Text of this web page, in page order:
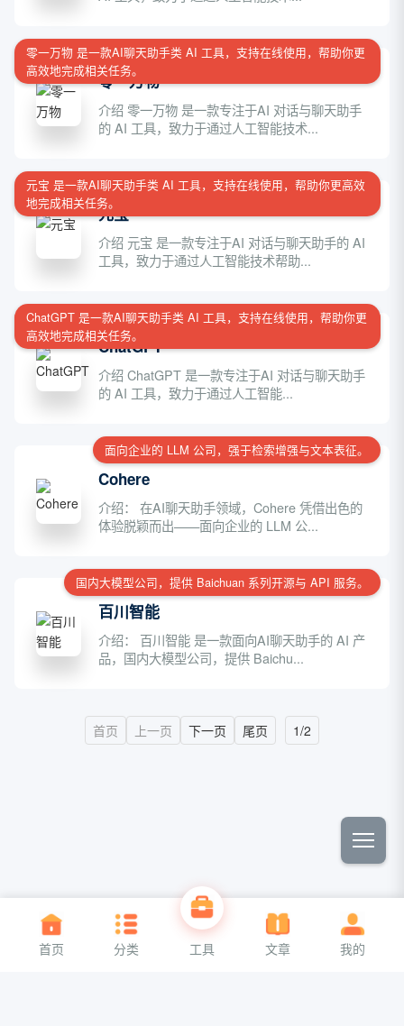
零一万物 是一款AI聊天助手类 AI 工具，支持在线使用，帮助你更
高效地完成相关任务。
零一万物
介绍 零一万物 是一款专注于AI 对话与聊天助手
的 AI 工具，致力于通过人工智能技术...
元宝 是一款AI聊天助手类 AI 工具，支持在线使用，帮助你更高效
地完成相关任务。
元宝
介绍 元宝 是一款专注于AI 对话与聊天助手的 AI
工具，致力于通过人工智能技术帮助...
ChatGPT 是一款AI聊天助手类 AI 工具，支持在线使用，帮助你更
高效地完成相关任务。
ChatGPT
介绍 ChatGPT 是一款专注于AI 对话与聊天助手
的 AI 工具，致力于通过人工智能...
面向企业的 LLM 公司，强于检索增强与文本表征。
Cohere
介绍： 在AI聊天助手领域，Cohere 凭借出色的
体验脱颖而出——面向企业的 LLM 公...
国内大模型公司，提供 Baichuan 系列开源与 API 服务。
百川智能
介绍： 百川智能 是一款面向AI聊天助手的 AI 产
品，国内大模型公司，提供 Baichu...
首页 上一页 下一页 尾页 1/2
关于我们 联系我们
首页 分类 工具 文章 我的